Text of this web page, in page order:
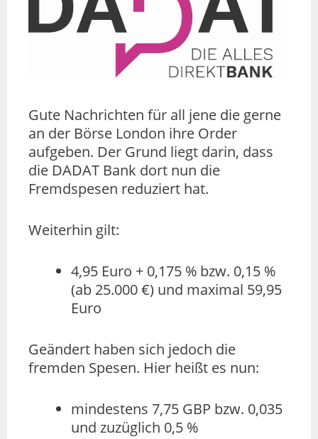
Gute Nachrichten für all jene die gerne
an der Börse London ihre Order
aufgeben. Der Grund liegt darin, dass
die DADAT Bank dort nun die
Fremdspesen reduziert hat.
Weiterhin gilt:
4,95 Euro + 0,175 % bzw. 0,15 %
(ab 25.000 €) und maximal 59,95
Euro
Geändert haben sich jedoch die
fremden Spesen. Hier heißt es nun:
mindestens 7,75 GBP bzw. 0,035
und zuzüglich 0,5 %